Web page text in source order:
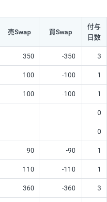
売Swap 買Swap
付与
日数
350 -350 3
100 -100 1
100 -100 1
0
0
90 -90 1
110 -110 1
360 -360 3